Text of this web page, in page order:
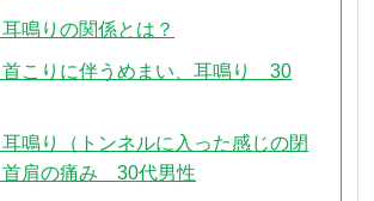
鳴りの関係とは？
首こりに伴うめまい、耳鳴り 30
耳鳴り（トンネルに入った感じの閉
首肩の痛み 30代男性